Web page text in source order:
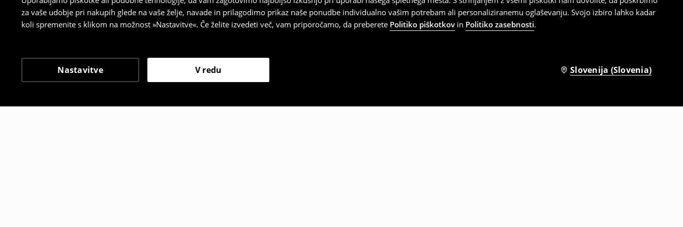
za vaše udobje pri nakupih glede na vaše želje, navade in prilagodimo prikaz naše ponudbe individualno vašim potrebam ali personaliziranemu oglaševanju. Svojo izbiro lahko kadar
koli spremenite s klikom na možnost »Nastavitve«. Če želite izvedeti več, vam priporočamo, da preberete Politiko piškotkov in Politiko zasebnosti.
Nastavitve V redu Slovenija (Slovenia)